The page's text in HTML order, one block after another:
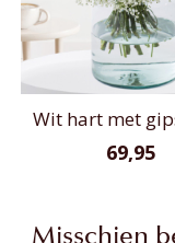
Wit hart met
69,95
Misschien